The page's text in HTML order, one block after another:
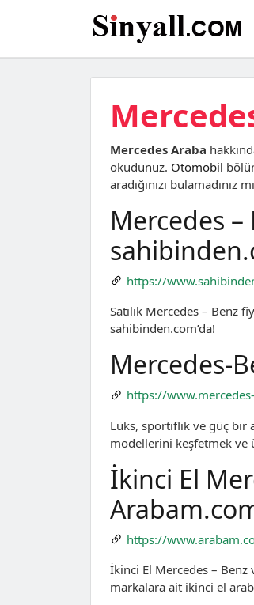
Mercedes Araba
okudunuz. Otomobil
aradığınızı bulamadınız
Mercedes
https://
Satılık Mercedes – Benz
sahibinden.com’da!
Mercedes-
https://
Lüks, sportiflik ve güç bir
modellerini keşfetmek
İkinci El
https://
İkinci El Mercedes – Benz
markalara ait ikinci el